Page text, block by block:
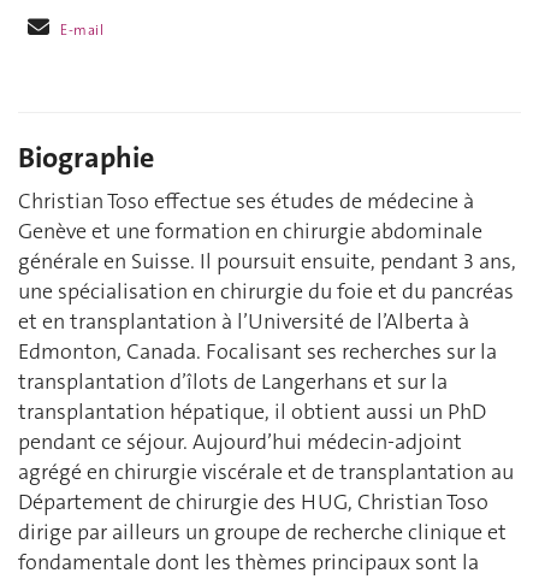
E-mail
Biographie
Christian Toso effectue ses études de médecine à
Genève et une formation en chirurgie abdominale
générale en Suisse. Il poursuit ensuite, pendant 3 ans,
une spécialisation en chirurgie du foie et du pancréas
et en transplantation à l’Université de l’Alberta à
Edmonton, Canada. Focalisant ses recherches sur la
transplantation d’îlots de Langerhans et sur la
transplantation hépatique, il obtient aussi un PhD
pendant ce séjour. Aujourd’hui médecin-adjoint
agrégé en chirurgie viscérale et de transplantation au
Département de chirurgie des HUG, Christian Toso
dirige par ailleurs un groupe de recherche clinique et
fondamentale dont les thèmes principaux sont la